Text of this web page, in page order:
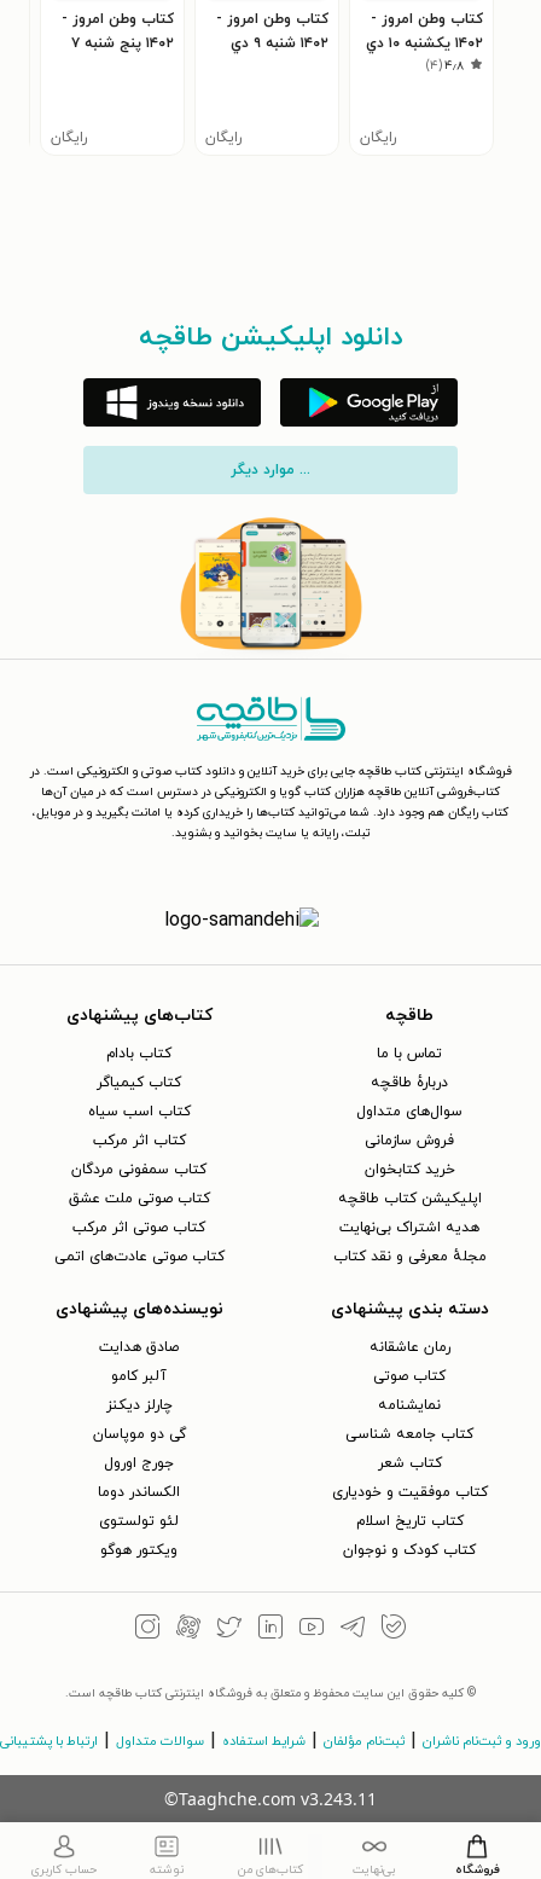
کتاب وطن امروز -
۱۴۰۲ يکشنبه ۱۰ دي
۴٫۸(۴)
رایگان
کتاب وطن امروز -
۱۴۰۲ شنبه ۹ دي
رایگان
کتاب وطن امروز -
۱۴۰۲ پنج شنبه ۷
رایگان
دانلود اپلیکیشن طاقچه
... موارد دیگر
فروشگاه اینترنتی کتاب طاقچه جایی برای خرید آنلاین و دانلود کتاب صوتی و الکترونیکی است. در
کتاب‌فروشی آنلاین طاقچه هزاران کتاب گویا و الکترونیکی در دسترس است که در میان آن‌ها
کتاب رایگان هم وجود دارد. شما می‌توانید کتاب‌ها را خریداری کرده یا امانت بگیرید و در موبایل،
تبلت، رایانه یا سایت بخوانید و بشنوید.
طاقچه
تماس با ما
دربارهٔ طاقچه
سوال‌های متداول
فروش سازمانی
خرید کتابخوان
اپلیکیشن کتاب طاقچه
هدیه اشتراک بی‌نهایت
مجلهٔ معرفی و نقد کتاب
کتاب‌های پیشنهادی
کتاب بادام
کتاب کیمیاگر
کتاب اسب سیاه
کتاب اثر مرکب
کتاب سمفونی مردگان
کتاب صوتی ملت عشق
کتاب صوتی اثر مرکب
کتاب صوتی عادت‌های اتمی
دسته بندی پیشنهادی
رمان عاشقانه
کتاب‌ صوتی
نمایشنامه
کتاب جامعه شناسی
کتاب شعر
کتاب موفقیت و خودیاری
کتاب تاریخ اسلام
کتاب کودک و نوجوان
نویسنده‌های پیشنهادی
صادق هدایت
آلبر کامو
چارلز دیکنز
گی دو موپاسان
جورج اورول
الکساندر دوما
لئو تولستوی
ویکتور هوگو
© کلیه حقوق این سایت محفوظ و متعلق به فروشگاه اینترنتی کتاب طاقچه است.
ورود و ثبت‌نام ناشران | ثبت‌نام مؤلفان | شرایط استفاده | سوالات متداول | ارتباط با پشتیبانی
©Taaghche.com v3.243.11
فروشگاه بی‌نهایت کتاب‌های من نوشته حساب کاربری